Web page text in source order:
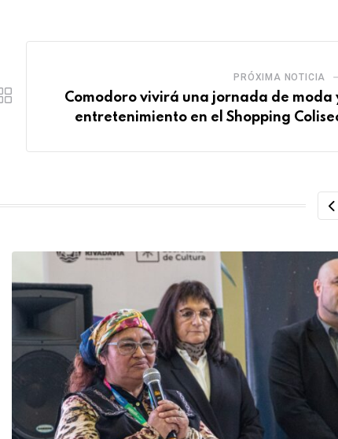
PRÓXIMA NOTICIA
Comodoro vivirá una jornada de moda
entretenimiento en el Shopping